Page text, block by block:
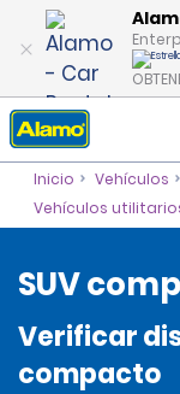
Inicio Vehículos
Vehículos
SUV
Verificar
compacto